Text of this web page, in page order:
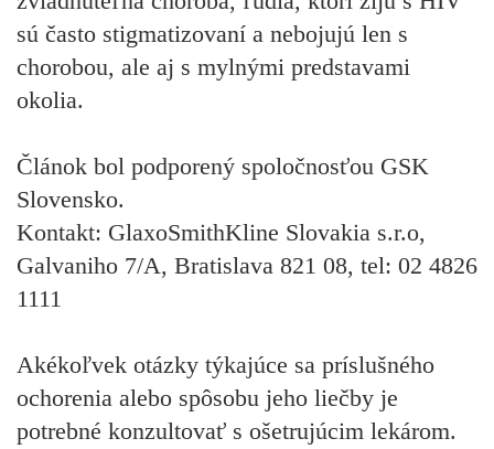
sú často stigmatizovaní a nebojujú len s
chorobou, ale aj s mylnými predstavami
okolia.
Článok bol podporený spoločnosťou GSK
Slovensko.
Kontakt: GlaxoSmithKline Slovakia s.r.o,
Galvaniho 7/A, Bratislava 821 08, tel: 02 4826
1111
Akékoľvek otázky týkajúce sa príslušného
ochorenia alebo spôsobu jeho liečby je
potrebné konzultovať s ošetrujúcim lekárom.